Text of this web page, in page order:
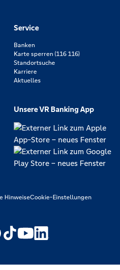
Service
Banken
Karte sperren (116 116)
Standortsuche
Karriere
Aktuelles
Unsere VR Banking App
HinweiseCookie-Einstellungen
https://www.youtube.com/
https://